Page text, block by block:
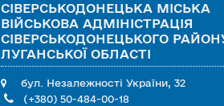
СІВЕРСЬКОДОНЕЦЬКА МІСЬКА
ВІЙСЬКОВА АДМІНІСТРАЦІЯ
СІВЕРСЬКОДОНЕЦЬКОГО
ЛУГАНСЬКОЇ ОБЛАСТІ
бул. Незалежності України, 32
(+380) 50-484-00-18